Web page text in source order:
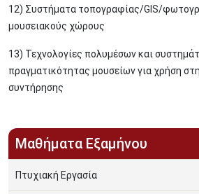
12) Συστήματα τοπογραφίας/GIS/
μουσειακούς χώρους
13) Τεχνολογίες πολυμέσων και
πραγματικότητας μουσείων για χρήση
συντήρησης
Μαθήματα Εξαμήνου
Πτυχιακή Εργασία